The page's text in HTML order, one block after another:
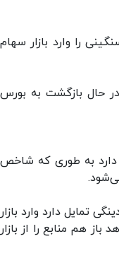
را وارد بازار سهام
حال بازگشت به بورس
به طوری که شاخص
تمایل دارد وارد بازار
هم منابع را از بازار